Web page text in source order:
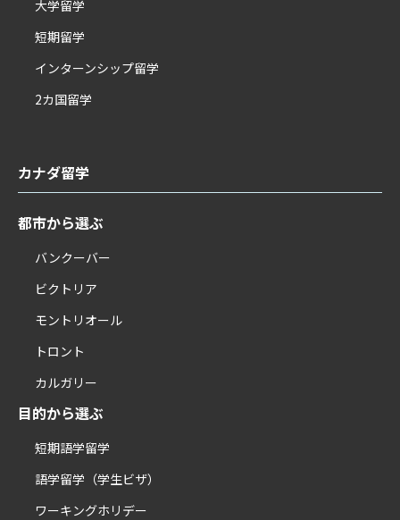
大学留学
短期留学
インターンシップ留学
2カ国留学
カナダ留学
都市から選ぶ
バンクーバー
ビクトリア
モントリオール
トロント
カルガリー
目的から選ぶ
短期語学留学
語学留学（学生ビザ）
ワーキングホリデー